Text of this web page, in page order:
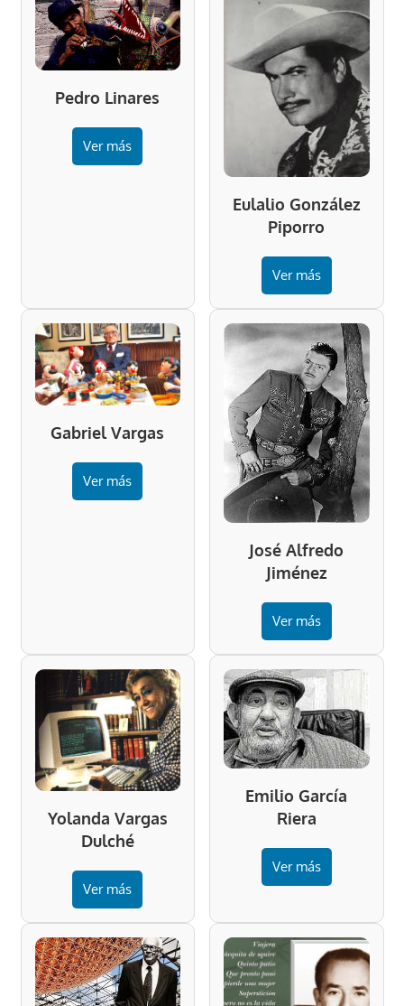
Pedro Linares
Ver más
Eulalio González
Piporro
Ver más
Gabriel Vargas
Ver más
José Alfredo
Jiménez
Ver más
Yolanda Vargas
Dulché
Ver más
Emilio García
Riera
Ver más